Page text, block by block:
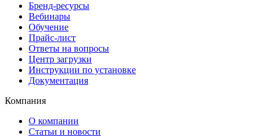
Бренд-ресурсы
Вебинары
Обучение
Прайс-лист
Ответы на вопросы
Центр загрузки
Инструкции по установке
Документация
Компания
О компании
Статьи и новости